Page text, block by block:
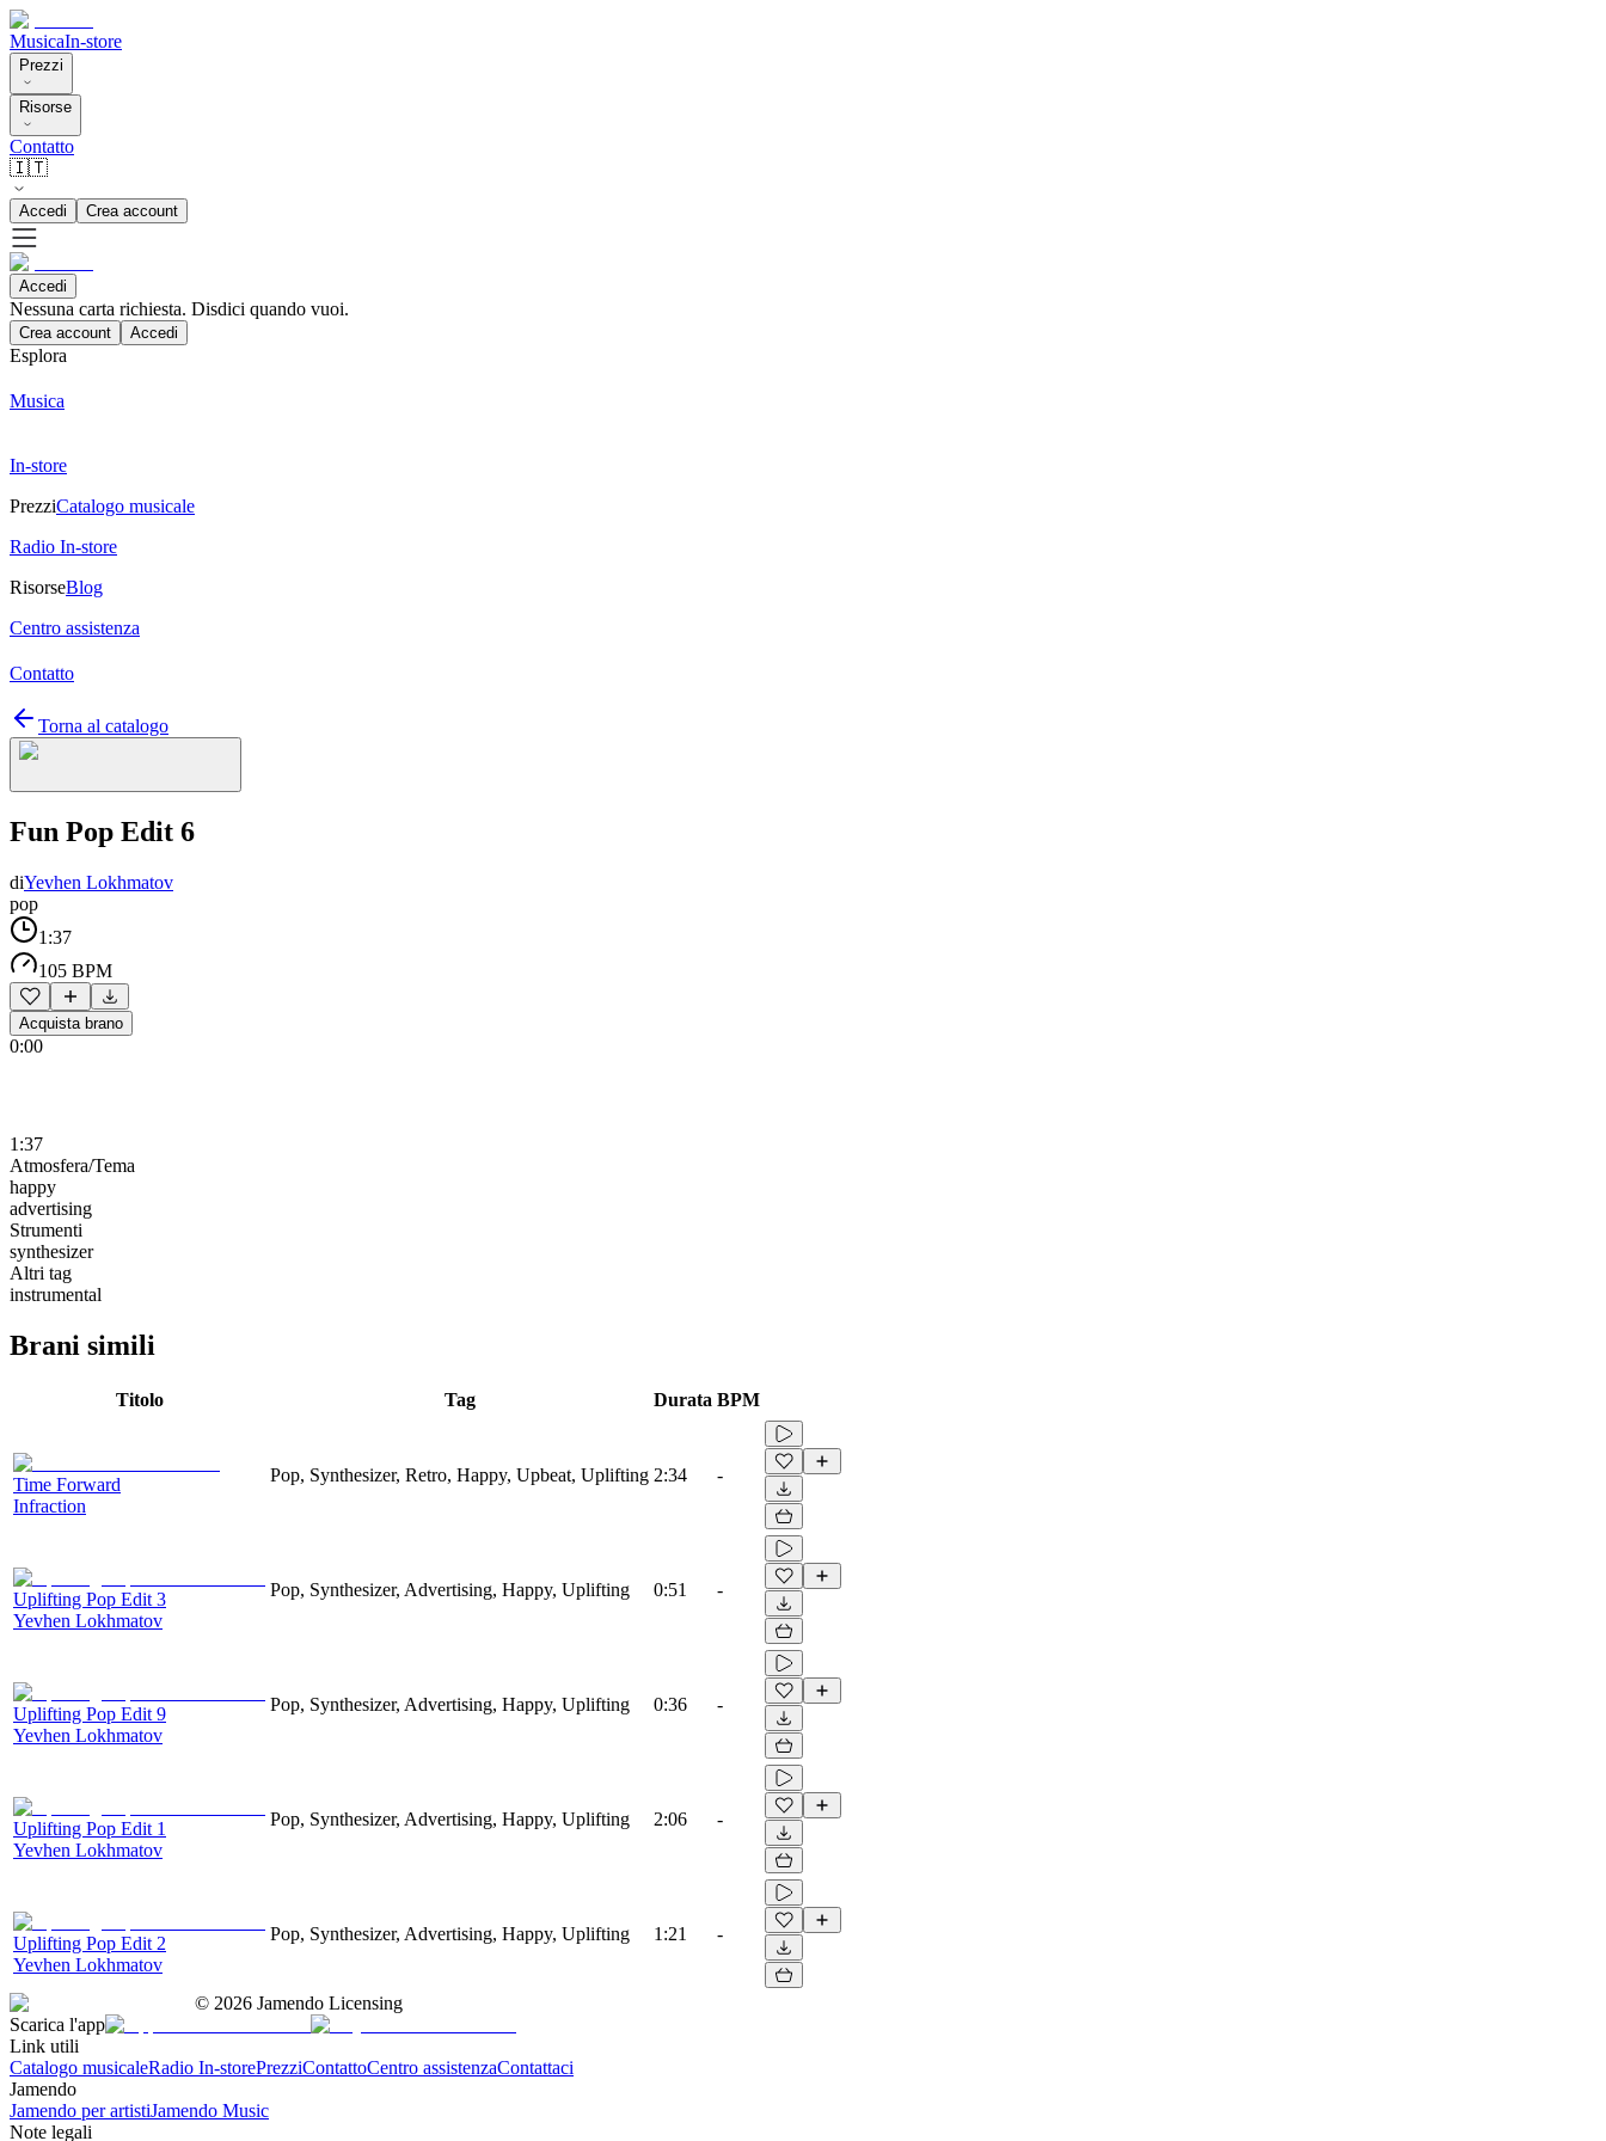
MusicaIn-store
Prezzi
Risorse
Contatto
🇮🇹
Accedi Crea account
Accedi
Nessuna carta richiesta. Disdici quando vuoi.
Crea account Accedi
Esplora
Musica
In-store
PrezziCatalogo musicale
Radio In-store
RisorseBlog
Centro assistenza
Contatto
Torna al catalogo
Fun Pop Edit 6
diYevhen Lokhmatov
pop
1:37
105 BPM
Acquista brano
0:00
1:37
Atmosfera/Tema
happy
advertising
Strumenti
synthesizer
Altri tag
instrumental
Brani simili
Titolo Tag Durata BPM
Time Forward
Infraction
Pop, Synthesizer, Retro, Happy, Upbeat, Uplifting 2:34 -
Uplifting Pop Edit 3
Yevhen Lokhmatov
Pop, Synthesizer, Advertising, Happy, Uplifting 0:51 -
Uplifting Pop Edit 9
Yevhen Lokhmatov
Pop, Synthesizer, Advertising, Happy, Uplifting 0:36 -
Uplifting Pop Edit 1
Yevhen Lokhmatov
Pop, Synthesizer, Advertising, Happy, Uplifting 2:06 -
Uplifting Pop Edit 2
Yevhen Lokhmatov
Pop, Synthesizer, Advertising, Happy, Uplifting 1:21 -
© 2026 Jamendo Licensing
Scarica l'app
Link utili
Catalogo musicaleRadio In-storePrezziContattoCentro assistenzaContattaci
Jamendo
Jamendo per artistiJamendo Music
Note legali